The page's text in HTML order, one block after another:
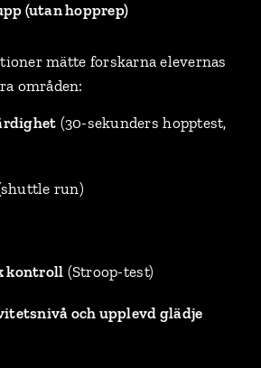
(utan hopprep)
mätte forskarna elevernas
områden:
(30-sekunders hopptest,
run)
kontroll (Stroop-test)
och upplevd glädje